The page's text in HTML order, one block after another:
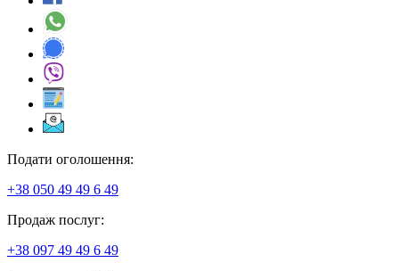
Подати оголошення:
+38 050 49 49 6 49
Продаж послуг:
+38 097 49 49 6 49